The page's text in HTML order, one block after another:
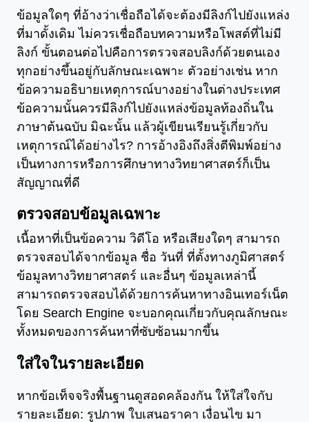
ข้อมูลใดๆ ที่อ้างว่าเชื่อถือได้จะต้องมีลิงก์ไปยังแหล่ง
ที่มาดั้งเดิม ไม่ควรเชื่อถือบทความหรือโพสต์ที่ไม่มี
ลิงก์ ขั้นตอนต่อไปคือการตรวจสอบลิงก์ด้วยตนเอง
ทุกอย่างขึ้นอยู่กับลักษณะเฉพาะ ตัวอย่างเช่น หาก
ข้อความอธิบายเหตุการณ์บางอย่างในต่างประเทศ
ข้อความนั้นควรมีลิงก์ไปยังแหล่งข้อมูลท้องถิ่นใน
ภาษาต้นฉบับ มิฉะนั้น แล้วผู้เขียนเรียนรู้เกี่ยวกับ
เหตุการณ์ได้อย่างไร? การอ้างอิงถึงสิ่งตีพิมพ์อย่าง
เป็นทางการหรือการศึกษาทางวิทยาศาสตร์ก็เป็น
สัญญาณที่ดี
ตรวจสอบข้อมูลเฉพาะ
เนื้อหาที่เป็นข้อความ วิดีโอ หรือเสียงใดๆ สามารถ
ตรวจสอบได้จากข้อมูล ชื่อ วันที่ ที่ตั้งทางภูมิศาสตร์
ข้อมูลทางวิทยาศาสตร์ และอื่นๆ ข้อมูลเหล่านี้
สามารถตรวจสอบได้ด้วยการค้นหาทางอินเทอร์เน็ต
โดย Search Engine จะบอกคุณเกี่ยวกับคุณลักษณะ
ทั้งหมดของการค้นหาที่ซับซ้อนมากขึ้น
ใส่ใจในรายละเอียด
หากข้อเท็จจริงพื้นฐานดูสอดคล้องกัน ให้ใส่ใจกับ
รายละเอียด: รูปภาพ ใบเสนอราคา เงื่อนไข มา